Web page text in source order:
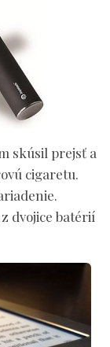
skúsil prejsť a
cigaretu.
dvojice batérií